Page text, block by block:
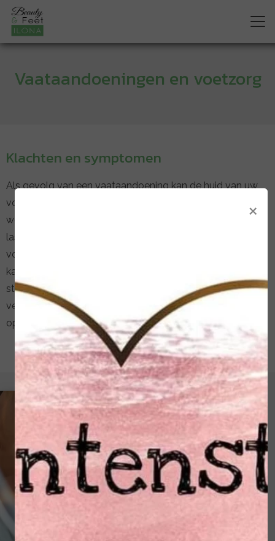
Vaataandoeningen en voetzorg
Klachten en symptomen
Als gevolg van een vaataandoening kan de huid van uw
voeten erg dun worden. Ze zijn meer vatbaar voor
wondjes, welke ook slechter kunnen genezen. Ook kunt u
last hebben van extreem droge voeten. Dit kan zorgen
voor overmatige eeltvorming en dit geeft een verhoogde
kans op voetkloven. Uw nagels kunnen verkleuren,
stagneren in de groei en/of verdikken. Door
verlammingen aan uw onderbenen kunnen er drukplekken
op uw tenen en voeten ontstaan.
×